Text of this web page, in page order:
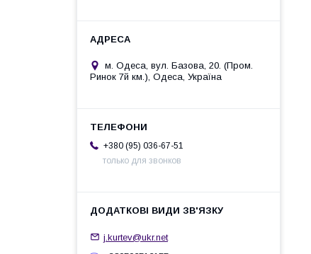
м. Одеса, вул. Базова, 20. (Пром.
Ринок 7й км.), Одеса, Україна
+380 (95) 036-67-51
только для звонков
j.kurtev@ukr.net